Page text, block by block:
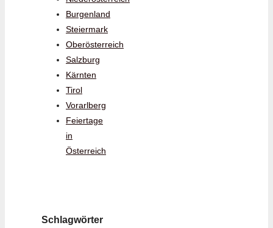
Burgenland
Steiermark
Oberösterreich
Salzburg
Kärnten
Tirol
Vorarlberg
Feiertage
in
Österreich
Schlagwörter